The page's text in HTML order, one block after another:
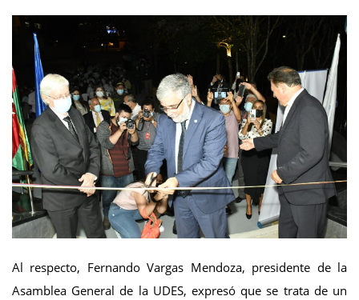
Al respecto, Fernando Vargas Mendoza, presidente de la
Asamblea General de la UDES, expresó que se trata de un